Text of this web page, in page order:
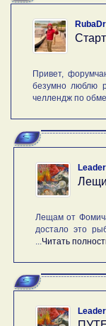
Привет,
безумно люблю
челлендж по
Лещам от
достало это
Читать